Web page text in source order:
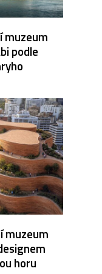
muzeum
podle
muzeum
horu